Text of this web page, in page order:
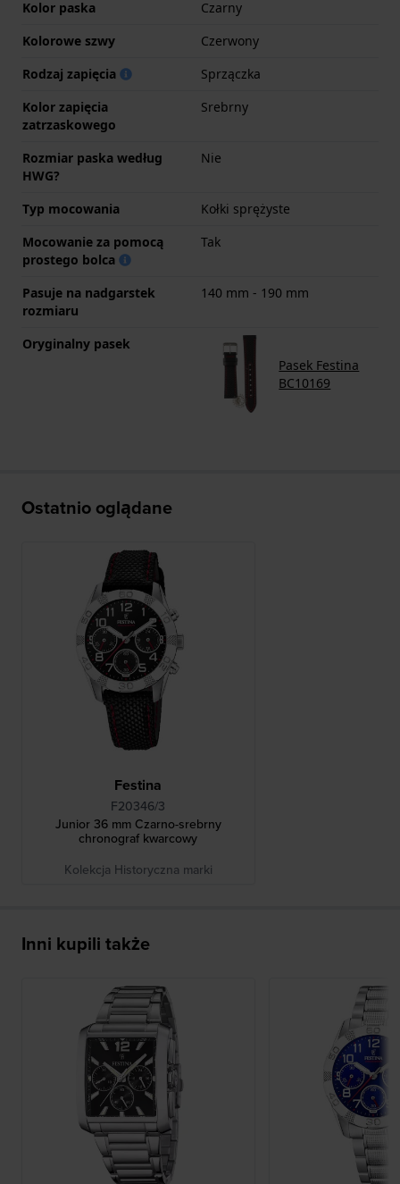
Kolor paska
Czarny
Kolorowe szwy
Czerwony
Rodzaj zapięcia
Sprzączka
Kolor zapięcia
zatrzaskowego
Srebrny
Rozmiar paska według
HWG?
Nie
Typ mocowania
Kołki sprężyste
Mocowanie za pomocą
prostego bolca
Tak
Pasuje na nadgarstek
rozmiaru
140 mm - 190 mm
Oryginalny pasek
Pasek Festina
BC10169
Ostatnio oglądane
Festina
F20346/3
Junior 36 mm Czarno-srebrny
chronograf kwarcowy
Kolekcja Historyczna marki
Inni kupili także